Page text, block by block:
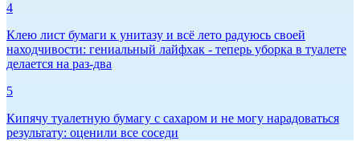
4
Клею лист бумаги к унитазу и всё лето радуюсь своей
находчивости: гениальный лайфхак - теперь уборка в туалете
делается на раз-два
5
Кипячу туалетную бумагу с сахаром и не могу нарадоваться
результату: оценили все соседи